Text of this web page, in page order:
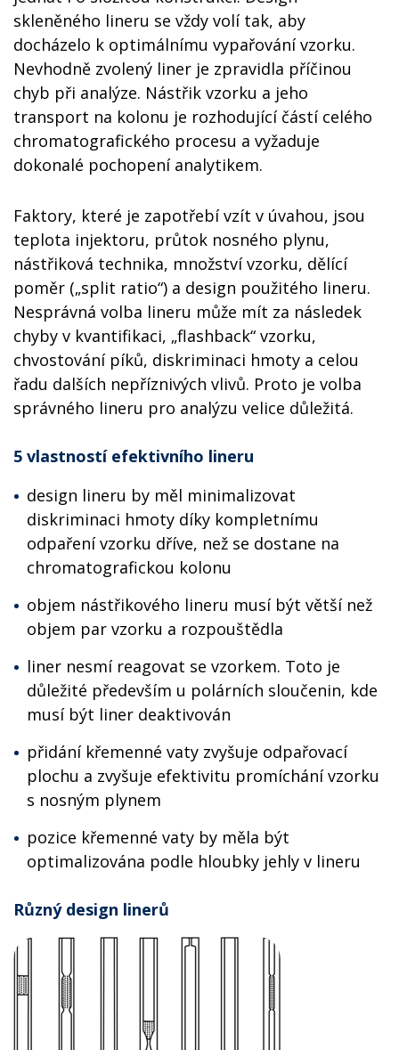
skleněného lineru se vždy volí tak, aby
docházelo k optimálnímu vypařování vzorku.
Nevhodně zvolený liner je zpravidla příčinou
chyb při analýze. Nástřik vzorku a jeho
transport na kolonu je rozhodující částí celého
chromatografického procesu a vyžaduje
dokonalé pochopení analytikem.
Faktory, které je zapotřebí vzít v úvahou, jsou
teplota injektoru, průtok nosného plynu,
nástřiková technika, množství vzorku, dělící
poměr („split ratio“) a design použitého lineru.
Nesprávná volba lineru může mít za následek
chyby v kvantifikaci, „flashback“ vzorku,
chvostování píků, diskriminaci hmoty a celou
řadu dalších nepříznivých vlivů. Proto je volba
správného lineru pro analýzu velice důležitá.
5 vlastností efektivního lineru
design lineru by měl minimalizovat
diskriminaci hmoty díky kompletnímu
odpaření vzorku dříve, než se dostane na
chromatografickou kolonu
objem nástřikového lineru musí být větší než
objem par vzorku a rozpouštědla
liner nesmí reagovat se vzorkem. Toto je
důležité především u polárních sloučenin, kde
musí být liner deaktivován
přidání křemenné vaty zvyšuje odpařovací
plochu a zvyšuje efektivitu promíchání vzorku
s nosným plynem
pozice křemenné vaty by měla být
optimalizována podle hloubky jehly v lineru
Různý design linerů